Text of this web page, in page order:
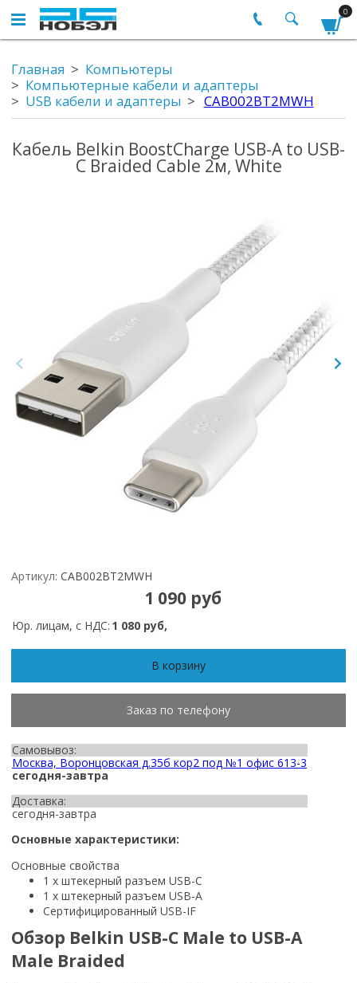
0
Главная
Компьютеры
Компьютерные кабели и адаптеры
USB кабели и адаптеры
CAB002BT2MWH
Кабель Belkin BoostCharge USB-A to USB-
C Braided Cable 2м, White
Артикул: CAB002BT2MWH
1 090 руб
Юр. лицам, с НДС: 1 080 руб,
В корзину
Заказ по телефону
Самовывоз:
Москва, Воронцовская д.35б кор2 под №1 офис 613-3
сегодня-завтра
Доставка:
сегодня-завтра
Основные характеристики:
Основные свойства
1 x штекерный разъем USB-C
1 x штекерный разъем USB-A
Сертифицированный USB-IF
Обзор Belkin USB-C Male to USB-A
Male Braided